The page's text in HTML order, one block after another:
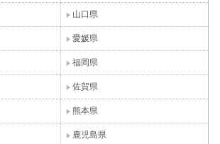
山口県
愛媛県
福岡県
佐賀県
熊本県
鹿児島県